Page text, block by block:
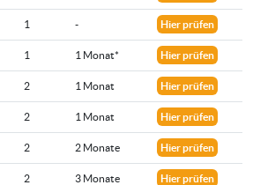
1 - Hier prüfen
1 1 Monat* Hier prüfen
2 1 Monat Hier prüfen
2 1 Monat Hier prüfen
2 2 Monate Hier prüfen
2 3 Monate Hier prüfen